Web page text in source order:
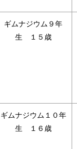
ギムナジウム９年
生 １５歳
ギムナジウム１０年
生 １６歳